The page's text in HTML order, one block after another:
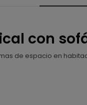
con
de espacio en